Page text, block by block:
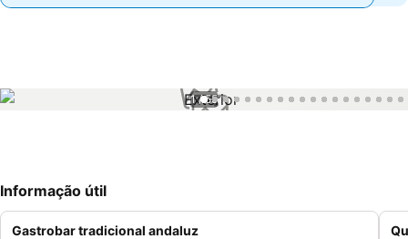
1 / 55
Informação útil
Gastrobar tradicional andaluz